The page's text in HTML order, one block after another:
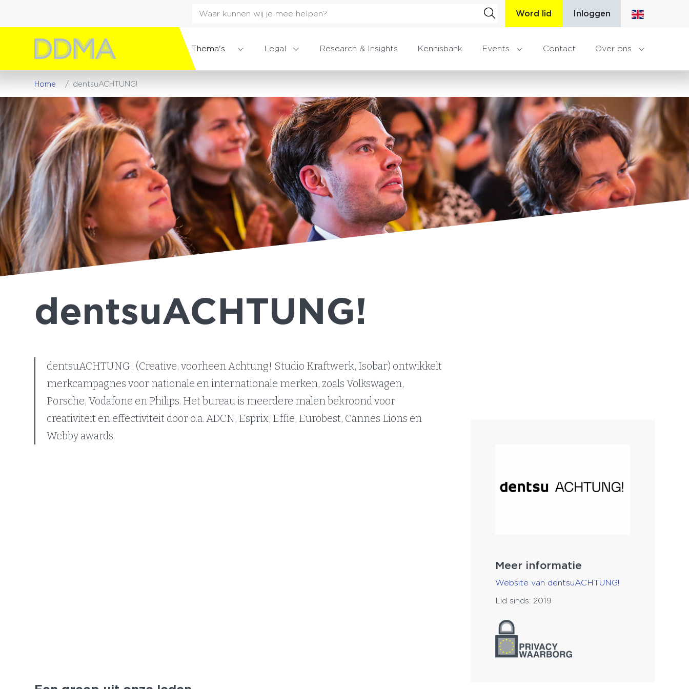
Word lid Inloggen
Thema's Legal Research & Insights Kennisbank Events Contact Over ons
Home dentsuACHTUNG!
dentsuACHTUNG!
dentsuACHTUNG! (Creative, voorheen Achtung! Studio Kraftwerk, Isobar) ontwikkelt
merkcampagnes voor nationale en internationale merken, zoals Volkswagen,
Porsche, Vodafone en Philips. Het bureau is meerdere malen bekroond voor
creativiteit en effectiviteit door o.a. ADCN, Esprix, Effie, Eurobest, Cannes Lions en
Webby awards.
Meer informatie
Website van dentsuACHTUNG!
Lid sinds: 2019